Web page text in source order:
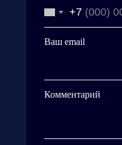
+7
Ваш email
Комментарий